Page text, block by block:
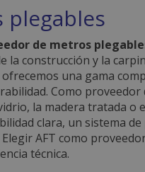
plegables
de metros
construcción y la
una gama
Como
la madera tratada
clara, un sistema
AFT como
técnica.